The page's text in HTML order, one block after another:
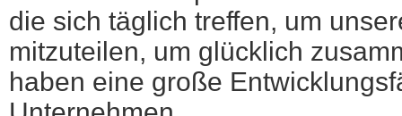
die sich täglich treffen, um
mitzuteilen, um glücklich
haben eine große